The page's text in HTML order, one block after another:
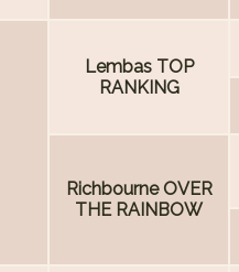
Lembas TOP
RANKING
Richbourne OVER
THE RAINBOW